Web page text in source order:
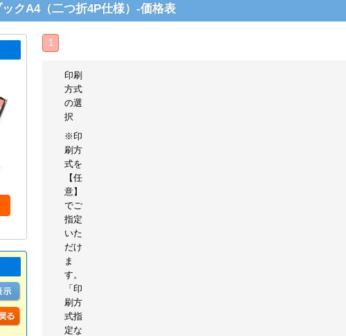
クA4（二つ折4P仕様）-価格表
1
印刷
方式
の選
択
※印
刷方
式を
【任
意】
でご
指定
いた
だけ
ま
す。
「印
刷方
式指
定な